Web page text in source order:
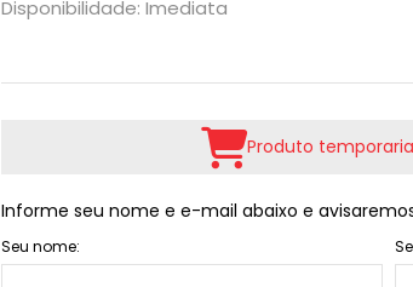
Disponibilidade: Imediata
Produto
Informe seu nome e e-mail abaixo e
Seu nome: